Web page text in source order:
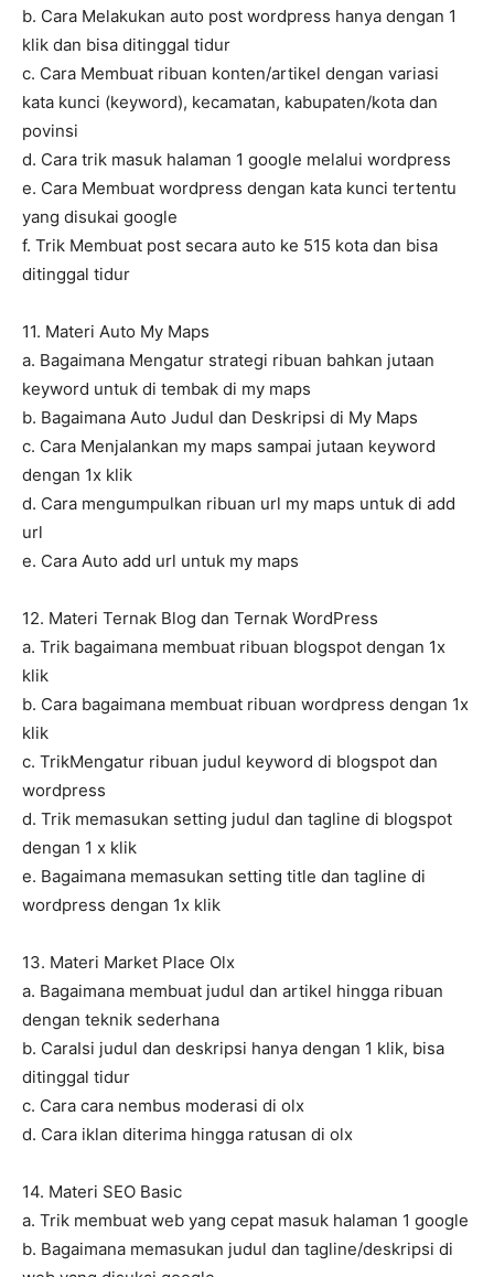
b. Cara Melakukan auto post wordpress hanya dengan 1
klik dan bisa ditinggal tidur
c. Cara Membuat ribuan konten/artikel dengan variasi
kata kunci (keyword), kecamatan, kabupaten/kota dan
povinsi
d. Cara trik masuk halaman 1 google melalui wordpress
e. Cara Membuat wordpress dengan kata kunci tertentu
yang disukai google
f. Trik Membuat post secara auto ke 515 kota dan bisa
ditinggal tidur
11. Materi Auto My Maps
a. Bagaimana Mengatur strategi ribuan bahkan jutaan
keyword untuk di tembak di my maps
b. Bagaimana Auto Judul dan Deskripsi di My Maps
c. Cara Menjalankan my maps sampai jutaan keyword
dengan 1x klik
d. Cara mengumpulkan ribuan url my maps untuk di add
url
e. Cara Auto add url untuk my maps
12. Materi Ternak Blog dan Ternak WordPress
a. Trik bagaimana membuat ribuan blogspot dengan 1x
klik
b. Cara bagaimana membuat ribuan wordpress dengan 1x
klik
c. TrikMengatur ribuan judul keyword di blogspot dan
wordpress
d. Trik memasukan setting judul dan tagline di blogspot
dengan 1 x klik
e. Bagaimana memasukan setting title dan tagline di
wordpress dengan 1x klik
13. Materi Market Place Olx
a. Bagaimana membuat judul dan artikel hingga ribuan
dengan teknik sederhana
b. CaraIsi judul dan deskripsi hanya dengan 1 klik, bisa
ditinggal tidur
c. Cara cara nembus moderasi di olx
d. Cara iklan diterima hingga ratusan di olx
14. Materi SEO Basic
a. Trik membuat web yang cepat masuk halaman 1 google
b. Bagaimana memasukan judul dan tagline/deskripsi di